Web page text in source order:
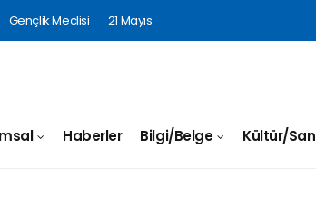
Gençlik Meclisi 21 Mayıs
Haberler Bilgi/Belge Kültür/